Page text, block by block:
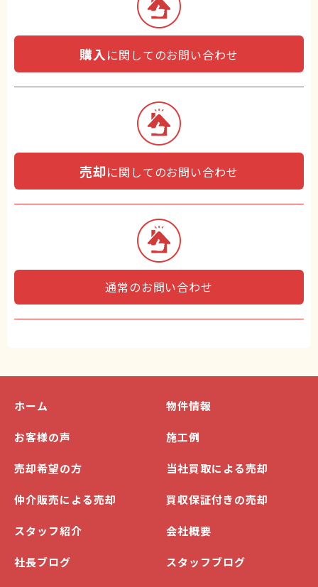
購入 に関してのお問い合わせ
売却に関してのお問い合わせ
通常のお問い合わせ
ホーム 物件情報
お客様の声 施工例
売却希望の方 当社買取による売却
仲介販売による売却 買収保証付きの売却
スタッフ紹介 会社概要
社長ブログ スタッフブログ